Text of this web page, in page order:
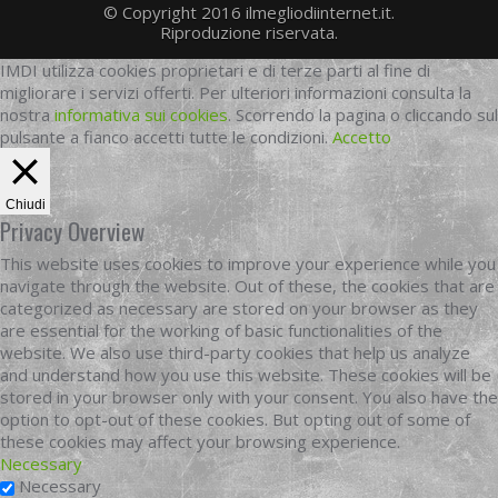
© Copyright 2016 ilmegliodiinternet.it.
Riproduzione riservata.
IMDI utilizza cookies proprietari e di terze parti al fine di
migliorare i servizi offerti. Per ulteriori informazioni consulta la
nostrainformativa sui cookies. Scorrendo la pagina o cliccando sul
pulsante a fianco accetti tutte le condizioni.Accetto
Chiudi
Privacy Overview
This website uses cookies to improve your experience while you
navigate through the website. Out of these, the cookies that are
categorized as necessary are stored on your browser as they
are essential for the working of basic functionalities of the
website. We also use third-party cookies that help us analyze
and understand how you use this website. These cookies will be
stored in your browser only with your consent. You also have the
option to opt-out of these cookies. But opting out of some of
these cookies may affect your browsing experience.
Necessary
Necessary